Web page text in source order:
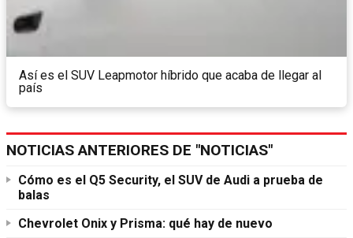
Así es el SUV Leapmotor híbrido que acaba de llegar al
país
NOTICIAS ANTERIORES DE "NOTICIAS"
Cómo es el Q5 Security, el SUV de Audi a prueba de
balas
Chevrolet Onix y Prisma: qué hay de nuevo